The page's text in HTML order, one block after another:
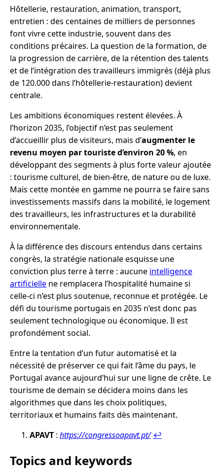
Hôtellerie, restauration, animation, transport,
entretien : des centaines de milliers de personnes
font vivre cette industrie, souvent dans des
conditions précaires. La question de la formation, de
la progression de carrière, de la rétention des talents
et de l’intégration des travailleurs immigrés (déjà plus
de 120.000 dans l’hôtellerie-restauration) devient
centrale.
Les ambitions économiques restent élevées. À
l’horizon 2035, l’objectif n’est pas seulement
d’accueillir plus de visiteurs, mais d’augmenter le
revenu moyen par touriste d’environ 20 %, en
développant des segments à plus forte valeur ajoutée
: tourisme culturel, de bien-être, de nature ou de luxe.
Mais cette montée en gamme ne pourra se faire sans
investissements massifs dans la mobilité, le logement
des travailleurs, les infrastructures et la durabilité
environnementale.
À la différence des discours entendus dans certains
congrès, la stratégie nationale esquisse une
conviction plus terre à terre : aucune intelligence
artificielle ne remplacera l’hospitalité humaine si
celle-ci n’est plus soutenue, reconnue et protégée. Le
défi du tourisme portugais en 2035 n’est donc pas
seulement technologique ou économique. Il est
profondément social.
Entre la tentation d’un futur automatisé et la
nécessité de préserver ce qui fait l’âme du pays, le
Portugal avance aujourd’hui sur une ligne de crête. Le
tourisme de demain se décidera moins dans les
algorithmes que dans les choix politiques,
territoriaux et humains faits dès maintenant.
APAVT : https://congressoapavt.pt/ ↩︎
Topics and keywords